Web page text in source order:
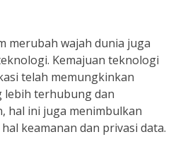
merubah wajah dunia juga
Kemajuan teknologi
telah memungkinkan
lebih terhubung dan
hal ini juga menimbulkan
keamanan dan privasi data.